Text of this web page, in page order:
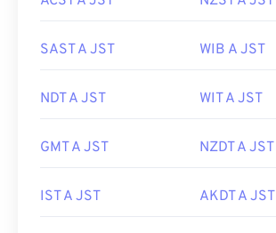
SAST A JST WIB A JST
NDT A JST WIT A JST
GMT A JST NZDT A JST
IST A JST AKDT A JST